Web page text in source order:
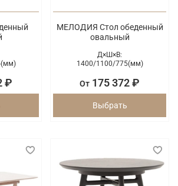
₽
МЕЛОДИЯ Стол обеденный
овальный
Д×Ш×В:
1400/1100/775(мм)
От 175 372 ₽
Выбрать